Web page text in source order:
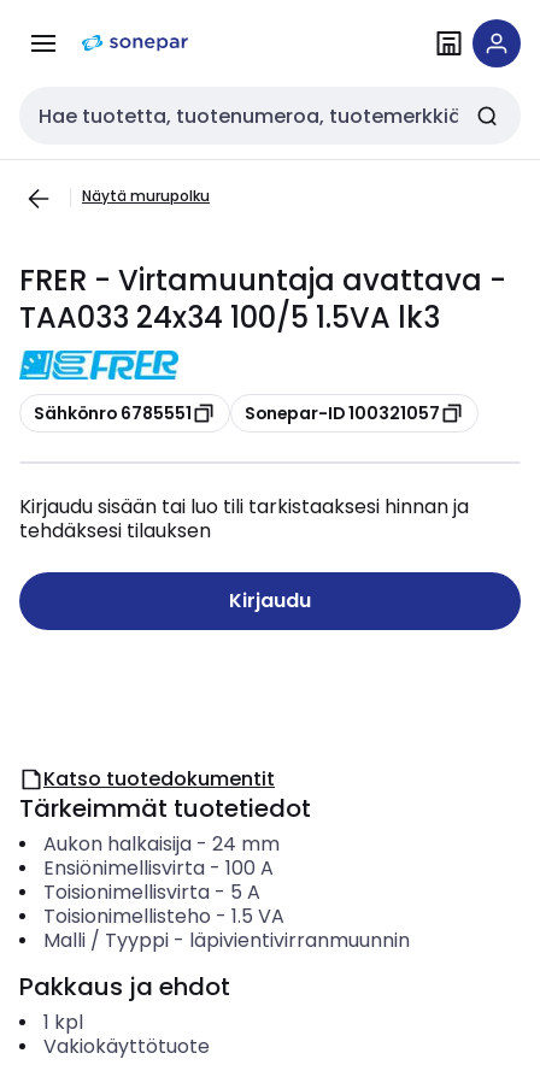
navigointiinsisältöön
Haku
Näytä murupolku
FRER - Virtamuuntaja avattava -
TAA033 24x34 100/5 1.5VA lk3
Kopioi
Sähkönro 6785551 Kopioi
Sonepar-ID 100321057
Kirjaudu sisään tai luo tili tarkistaaksesi hinnan ja
tehdäksesi tilauksen
Kirjaudu
Katso tuotedokumentit
Tärkeimmät tuotetiedot
Aukon halkaisija- 24 mm
Ensiönimellisvirta- 100 A
Toisionimellisvirta- 5 A
Toisionimellisteho - 1.5 VA
Malli / Tyyppi- läpivientivirranmuunnin
Pakkaus ja ehdot
1 kpl
Vakiokäyttötuote